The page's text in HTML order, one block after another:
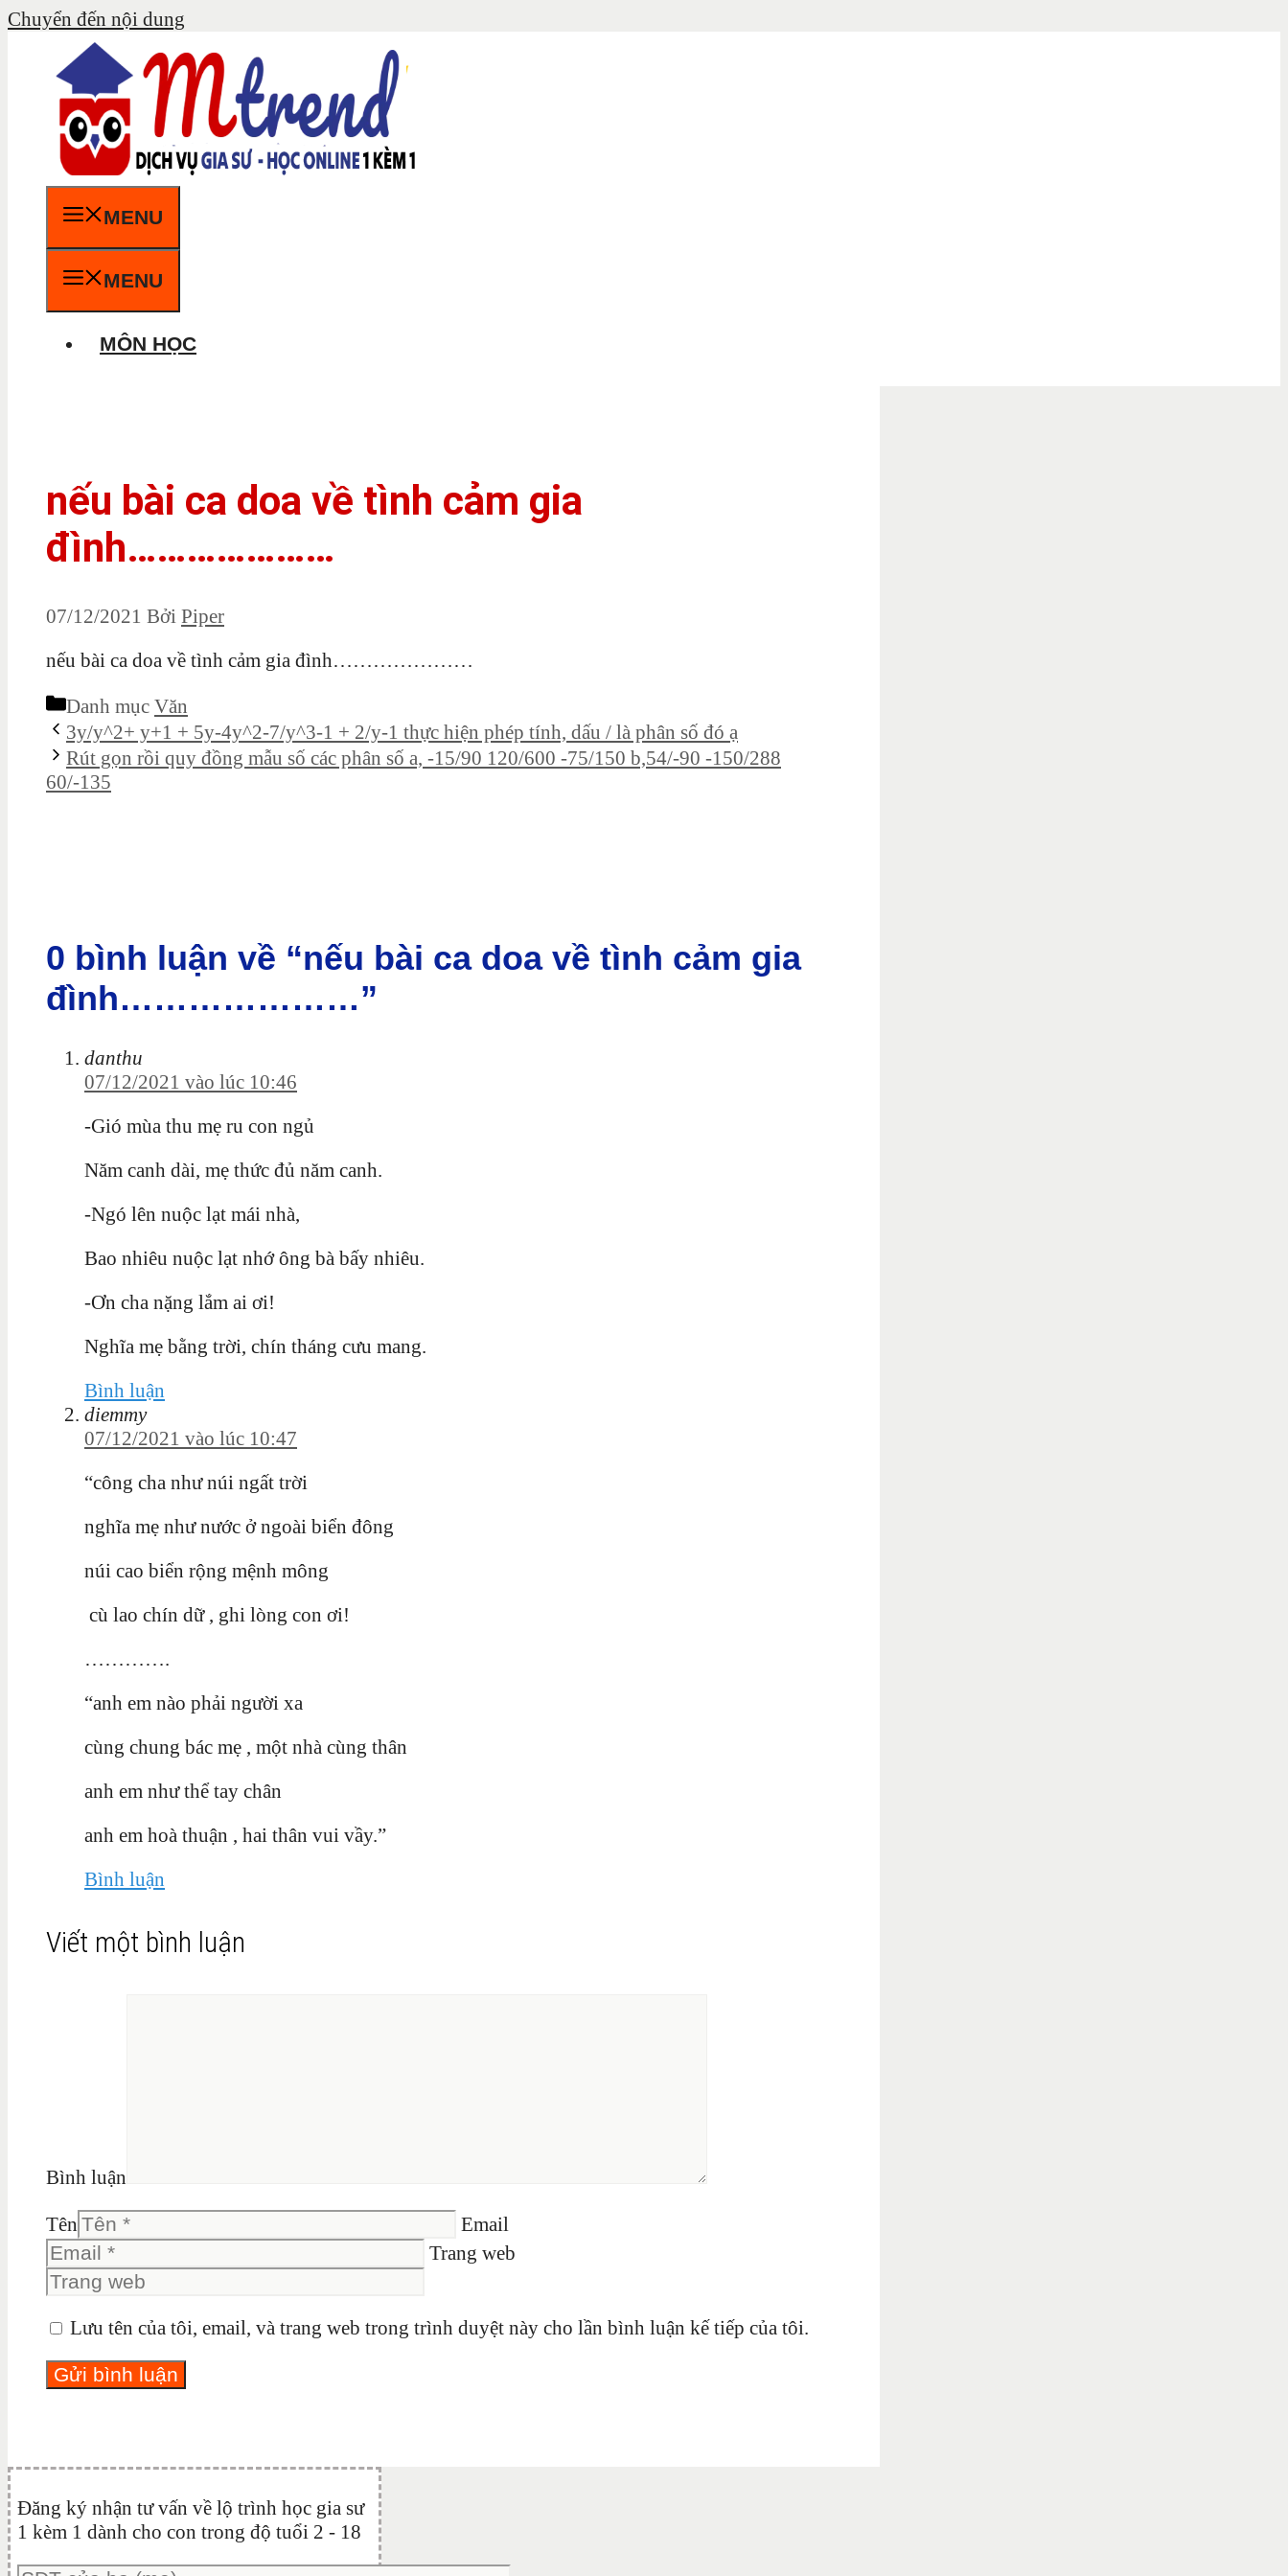
Chuyển đến nội dung
MENU
MENU
MÔN HỌC
nếu bài ca doa về tình cảm gia
đình…………………
07/12/2021 Bởi Piper
nếu bài ca doa về tình cảm gia đình…………………
Danh mục Văn
3y/y^2+ y+1 + 5y-4y^2-7/y^3-1 + 2/y-1 thực hiện phép tính, dấu / là phân số đó ạ
Rút gọn rồi quy đồng mẫu số các phân số a, -15/90 120/600 -75/150 b,54/-90 -150/288
60/-135
0 bình luận về “nếu bài ca doa về tình cảm gia
đình…………………”
danthu
07/12/2021 vào lúc 10:46
-Gió mùa thu mẹ ru con ngủ
Năm canh dài, mẹ thức đủ năm canh.
-Ngó lên nuộc lạt mái nhà,
Bao nhiêu nuộc lạt nhớ ông bà bấy nhiêu.
-Ơn cha nặng lắm ai ơi!
Nghĩa mẹ bằng trời, chín tháng cưu mang.
Bình luận
diemmy
07/12/2021 vào lúc 10:47
“công cha như núi ngất trời
nghĩa mẹ như nước ở ngoài biển đông
núi cao biển rộng mệnh mông
cù lao chín dữ , ghi lòng con ơi!
………….
“anh em nào phải người xa
cùng chung bác mẹ , một nhà cùng thân
anh em như thể tay chân
anh em hoà thuận , hai thân vui vầy.”
Bình luận
Viết một bình luận
Bình luận
Tên
Email
Trang web
Lưu tên của tôi, email, và trang web trong trình duyệt này cho lần bình luận kế tiếp của tôi.
Đăng ký nhận tư vấn về lộ trình học gia sư
1 kèm 1 dành cho con trong độ tuổi 2 - 18